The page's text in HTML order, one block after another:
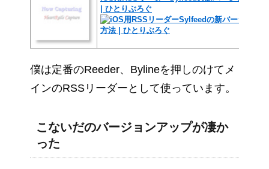
| ひとりぶろぐ
僕は定番のReeder、Bylineを押しのけてメ
インのRSSリーダーとして使っています。
こないだのバージョンアップが凄か
った